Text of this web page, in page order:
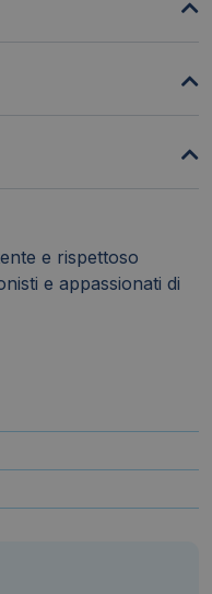
e rispettoso
e appassionati di